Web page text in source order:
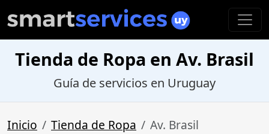
Tienda de Ropa en Av. Brasil
Guía de servicios en Uruguay
Inicio Tienda de Ropa Av. Brasil